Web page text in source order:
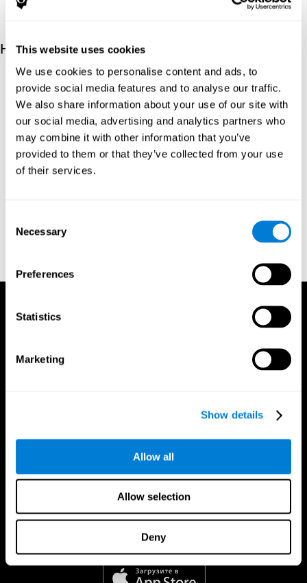
This website uses cookies
We use cookies to personalise content and ads, to
provide social media features and to analyse our traffic.
We also share information about your use of our site with
our social media, advertising and analytics partners who
may combine it with other information that you’ve
provided to them or that they’ve collected from your use
of their services.
Selection
Necessary
Preferences
Statistics
Marketing
Show details
Allow all
Allow selection
Deny
Научные источники
Gordon B, Caramazza A. Lexical decision for open- and closed-
class words: Failure to replicate differential frequency
sensitivity. Brain and Language. 1982;15:143–160.
Epstein, Johnson, Varia, Conners (2001). Neuropsychological
assessment of response inhibition in adults with ADHD. Journal
of Clinical and Experimental Neuropsychology 23(3): pp. 362-
71.
Dinges, D. I, & Powell, J. W. (1985). Microcomputer analysis of
performance on a portable, simple visual RT task sustained
Приложение CogniFit